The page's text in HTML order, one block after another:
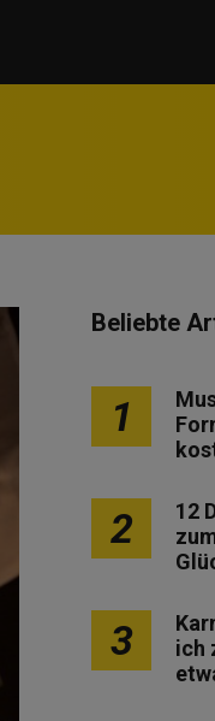
Beliebte
1
2
12
3
ich